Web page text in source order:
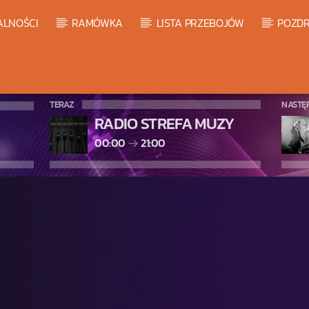
RAMÓWKA LISTA PRZEBOJÓW
TERAZ
RADIO STREFA MUZY
00:00 21:00